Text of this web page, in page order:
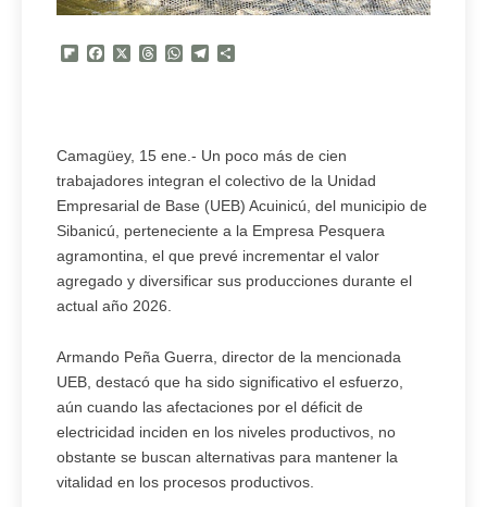
Flipboard
FacebookThreadsWhatsApp
Telegram
Camagüey, 15 ene.- Un poco más de cien
trabajadores integran el colectivo de la Unidad
Empresarial de Base (UEB) Acuinicú, del municipio de
Sibanicú, perteneciente a la Empresa Pesquera
agramontina, el que prevé incrementar el valor
agregado y diversificar sus producciones durante el
actual año 2026.
Armando Peña Guerra, director de la mencionada
UEB, destacó que ha sido significativo el esfuerzo,
aún cuando las afectaciones por el déficit de
electricidad inciden en los niveles productivos, no
obstante se buscan alternativas para mantener la
vitalidad en los procesos productivos.